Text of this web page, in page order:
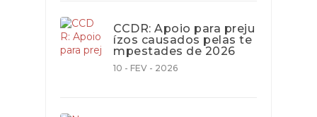
CCDR: Apoio para preju
ízos causados pelas te
mpestades de 2026
10 - FEV - 2026